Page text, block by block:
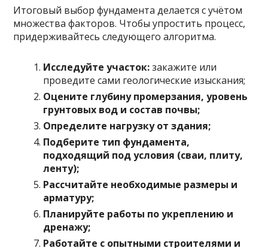
Итоговый выбор фундамента делается с учётом
множества факторов. Чтобы упростить процесс,
придерживайтесь следующего алгоритма.
Исследуйте участок:закажите или
проведите сами геологические изыскания;
Оцените глубину промерзания, уровень
грунтовых вод и состав почвы;
Определите нагрузку от здания;
Подберите тип фундамента,
подходящий под условия (сваи, плиту,
ленту);
Рассчитайте необходимые размеры и
арматуру;
Планируйте работы по укреплению и
дренажу;
Работайте с опытными строителями и